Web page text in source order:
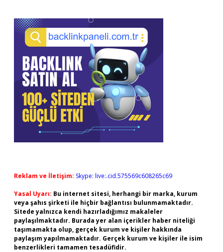
Reklam ve İletişim: Skype: live:.cid.575569c608265c69
Yasal Uyarı: Bu internet sitesi, herhangi bir marka, kurum
veya şahıs şirketi ile hiçbir bağlantısı bulunmamaktadır.
Sitede yalnızca kendi hazırladığımız makaleler
paylaşılmaktadır. Burada yer alan içerikler haber niteliği
taşımamakta olup, gerçek kurum ve kişiler hakkında
paylaşım yapılmamaktadır. Gerçek kurum ve kişiler ile isim
benzerlikleri tamamen tesadüfidir.